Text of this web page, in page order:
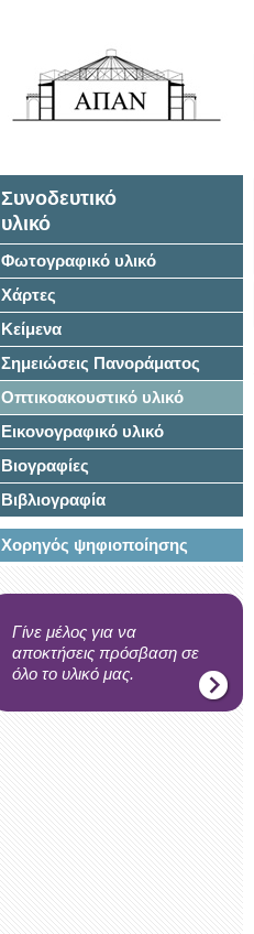
Συνοδευτικό
υλικό
Φωτογραφικό υλικό
Χάρτες
Κείμενα
Σημειώσεις Πανοράματος
Οπτικοακουστικό υλικό
Εικονογραφικό υλικό
Βιογραφίες
Βιβλιογραφία
Χορηγός ψηφιοποίησης
Γίνε μέλος για να
αποκτήσεις πρόσβαση σε
όλο το υλικό μας.